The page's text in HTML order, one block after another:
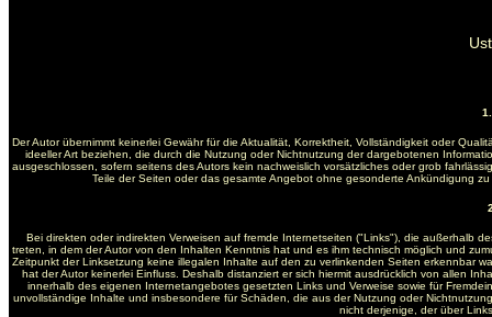
Der Autor übernimmt keinerlei Gewähr für die Aktualität, Korrektheit, Vollständigkeit oder
ideeller Art beziehen, die durch die Nutzung oder Nichtnutzung der dargebotenen
ausgeschlossen, sofern seitens des Autors kein nachweislich vorsätzliches oder grob
Teile der Seiten oder das gesamte Angebot ohne gesonderte Ankündigung
Bei direkten oder indirekten Verweisen auf fremde Internetseiten ("Links"), die außerhalb
treten, in dem der Autor von den Inhalten Kenntnis hat und es ihm technisch möglich und
Zeitpunkt der Linksetzung keine illegalen Inhalte auf den zu verlinkenden Seiten erkennbar
hat der Autor keinerlei Einfluss. Deshalb distanziert er sich hiermit ausdrücklich von allen
innerhalb des eigenen Internetangebotes gesetzten Links und Verweise sowie für
unvollständige Inhalte und insbesondere für Schäden, die aus der Nutzung oder
nicht derjenige, der über